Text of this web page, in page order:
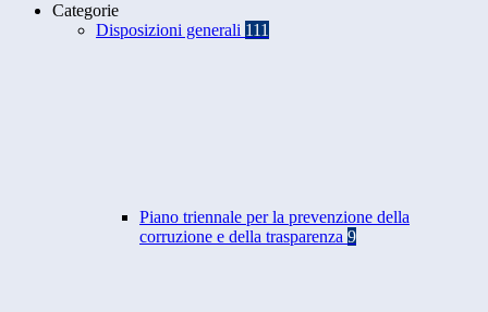
Categorie
Disposizioni generali 111
Piano triennale per la prevenzione della
corruzione e della trasparenza 9